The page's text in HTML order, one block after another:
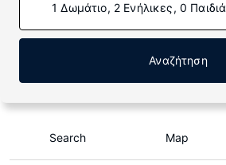
1 Δωμάτιο, 2 Ενήλικες, 0 Παιδιά
Αναζήτηση
Search Map